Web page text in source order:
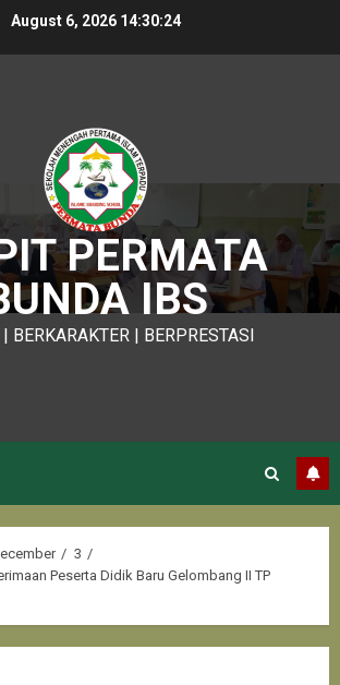
August 6, 2026 14:30:24
PERMATA
IBS
BERKARAKTER | BERPRESTASI
3
Peserta Didik Baru Gelombang II TP